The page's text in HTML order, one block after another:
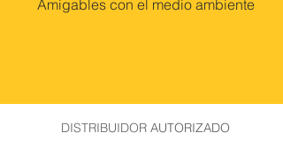
Amigables con el medio ambiente
DISTRIBUIDORAUTORIZADO